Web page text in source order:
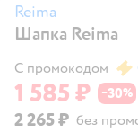
Reima
Шапка Reima
С промокодом
1 585 ₽ −30%
2 265 ₽ без